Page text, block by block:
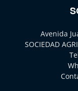
Avenida
SOCIEDAD